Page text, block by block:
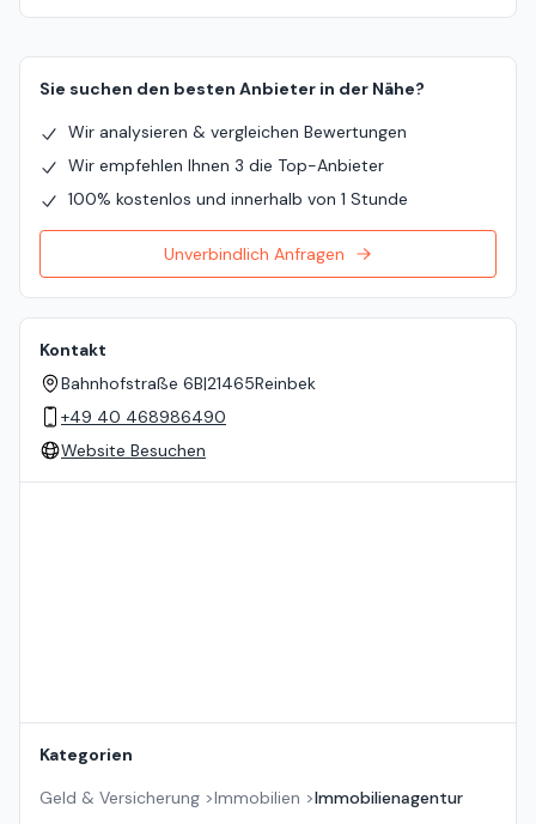
Sie suchen den besten Anbieter in der Nähe?
Wir analysieren & vergleichen Bewertungen
Wir empfehlen Ihnen 3 die Top-Anbieter
100% kostenlos und innerhalb von 1 Stunde
Unverbindlich Anfragen
Kontakt
Bahnhofstraße 6B|21465Reinbek
+49 40 468986490
Website Besuchen
Kategorien
Geld & Versicherung >Immobilien >Immobilienagentur